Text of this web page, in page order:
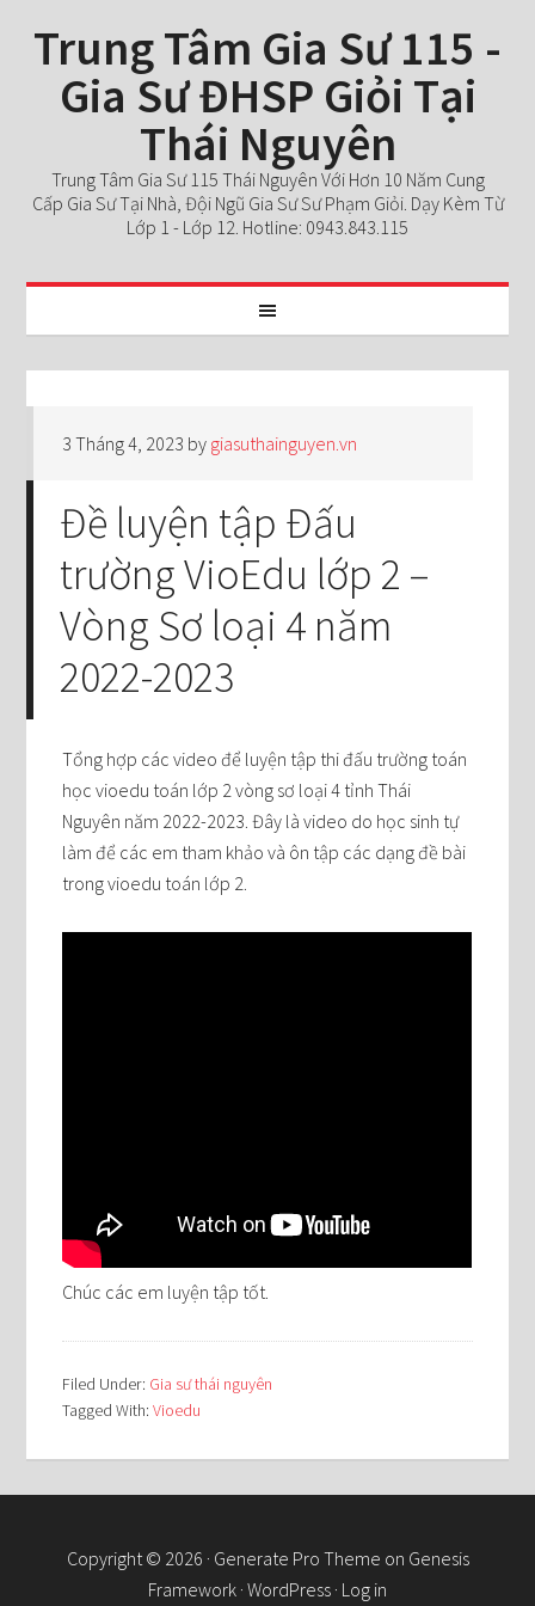
Trung Tâm Gia Sư 115 -
Gia Sư ĐHSP Giỏi Tại
Thái Nguyên
Trung Tâm Gia Sư 115 Thái Nguyên Với Hơn 10 Năm Cung
Cấp Gia Sư Tại Nhà, Đội Ngũ Gia Sư Sư Phạm Giỏi. Dạy Kèm Từ
Lớp 1 - Lớp 12. Hotline: 0943.843.115
3 Tháng 4, 2023 by giasuthainguyen.vn
Đề luyện tập Đấu
trường VioEdu lớp 2 –
Vòng Sơ loại 4 năm
2022-2023
Tổng hợp các video để luyện tập thi đấu trường toán
học vioedu toán lớp 2 vòng sơ loại 4 tỉnh Thái
Nguyên năm 2022-2023. Đây là video do học sinh tự
làm để các em tham khảo và ôn tập các dạng đề bài
trong vioedu toán lớp 2.
Chúc các em luyện tập tốt.
Filed Under: Gia sư thái nguyên
Tagged With:Vioedu
Copyright © 2026 · Generate Pro Theme on Genesis
Framework · WordPress · Log in